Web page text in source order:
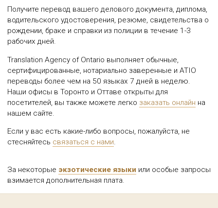
Получите перевод вашего делового документа, диплома,
водительского удостоверения, резюме, свидетельства о
рождении, браке и справки из полиции в течение 1-3
рабочих дней.
Translation Agency of Ontario выполняет обычные,
сертифицированные, нотариально заверенные и ATIO
переводы более чем на 50 языках 7 дней в неделю.
Наши офисы в Торонто и Оттаве открыты для
посетителей, вы также можете легко заказать онлайн на
нашем сайте.
Если у вас есть какие-либо вопросы, пожалуйста, не
стесняйтесь связаться с нами.
За некоторые экзотические языки или особые запросы
взимается дополнительная плата.